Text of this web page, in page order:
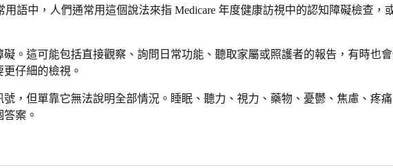
用語中，人們通常用這個說法來指 Medicare 年度健康訪視中的認知障礙檢查
。這可能包括直接觀察、詢問日常功能、聽取家屬或照護者的報告，有時也
仔細的檢視。
，但單靠它無法說明全部情況。睡眠、聽力、視力、藥物、憂鬱、焦慮、疼
案。